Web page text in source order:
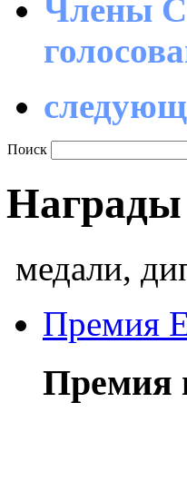
Члены
Поиск
Награды
медали,
Премия
Премия